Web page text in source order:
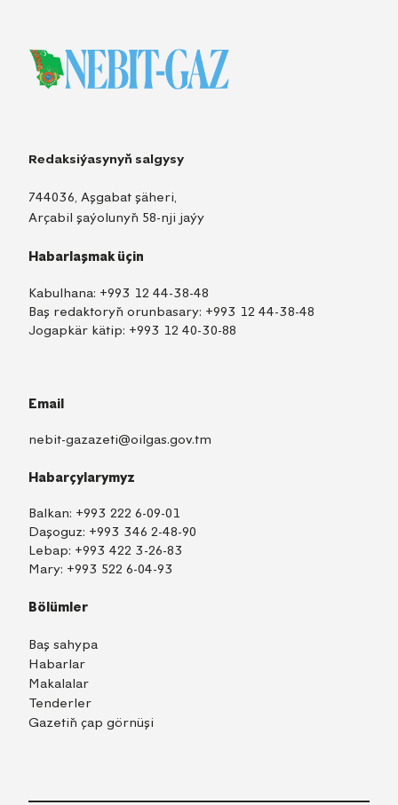
Redaksiýasynyň salgysy
744036, Aşgabat şäheri,
Arçabil şaýolunyň 58-nji jaýy
Habarlaşmak üçin
Kabulhana: +993 12 44-38-48
Baş redaktoryň orunbasary: +993 12 44-38-48
Jogapkär kätip: +993 12 40-30-88
Email
nebit-gazazeti@oilgas.gov.tm
Habarçylarymyz
Balkan: +993 222 6-09-01
Daşoguz: +993 346 2-48-90
Lebap: +993 422 3-26-83
Mary: +993 522 6-04-93
Bölümler
Baş sahypa
Habarlar
Makalalar
Tenderler
Gazetiň çap görnüşi